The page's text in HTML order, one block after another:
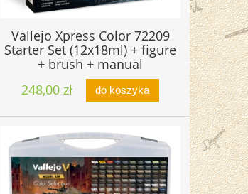
Vallejo Xpress Color 72209
Starter Set (12x18ml) + figure
+ brush + manual
248,00 zł
do koszyka